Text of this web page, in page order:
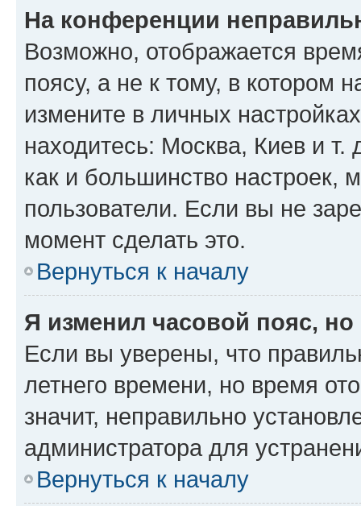
На конференции
Возможно, отображается
поясу, а не к тому, в котором
измените в личных
находитесь: Москва, Киев и т.
как и большинство настроек,
пользователи. Если вы не
момент сделать это.
Вернуться к началу
Я изменил часовой пояс,
Если вы уверены, что
летнего времени, но время
значит, неправильно
администратора для
Вернуться к началу